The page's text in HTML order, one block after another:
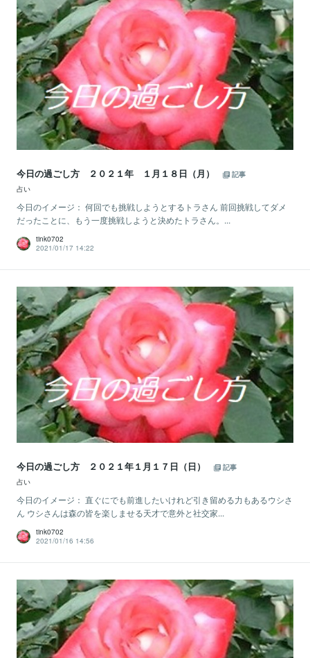
今日の過ごし方 ２０２１年 １月１８日（月）
記事
占い
今日のイメージ： 何回でも挑戦しようとするトラさん 前回挑戦してダメ
だったことに、もう一度挑戦しようと決めたトラさん。...
tink0702
2021/01/17 14:22
今日の過ごし方 ２０２１年１月１７日（日）
記事
占い
今日のイメージ： 直ぐにでも前進したいけれど引き留める力もあるウシさ
ん ウシさんは森の皆を楽しませる天才で意外と社交家...
tink0702
2021/01/16 14:56